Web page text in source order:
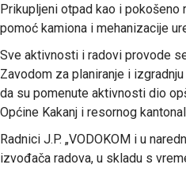
Prikupljeni otpad kao i pokošeno
pomoć kamiona i mehanizacije
Sve aktivnosti i radovi provode
Zavodom za planiranje i
da su pomenute aktivnosti dio
Općine Kakanj i resornog
Radnici J.P. „VODOKOM i u
izvođača radova, u skladu s